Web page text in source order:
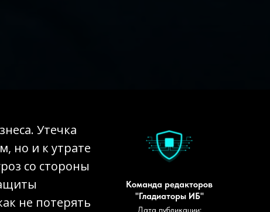
Утечка
но и к утрате
со стороны
не потерять
Команда редакторов
"Гладиаторы ИБ"
Дата публикации: